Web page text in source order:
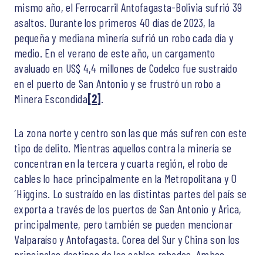
mismo año, el Ferrocarril Antofagasta-Bolivia sufrió 39
asaltos. Durante los primeros 40 días de 2023, la
pequeña y mediana minería sufrió un robo cada día y
medio. En el verano de este año, un cargamento
avaluado en US$ 4,4 millones de Codelco fue sustraído
en el puerto de San Antonio y se frustró un robo a
Minera Escondida[2] .
La zona norte y centro son las que más sufren con este
tipo de delito. Mientras aquellos contra la minería se
concentran en la tercera y cuarta región, el robo de
cables lo hace principalmente en la Metropolitana y O
´Higgins. Lo sustraído en las distintas partes del país se
exporta a través de los puertos de San Antonio y Arica,
principalmente, pero también se pueden mencionar
Valparaíso y Antofagasta. Corea del Sur y China son los